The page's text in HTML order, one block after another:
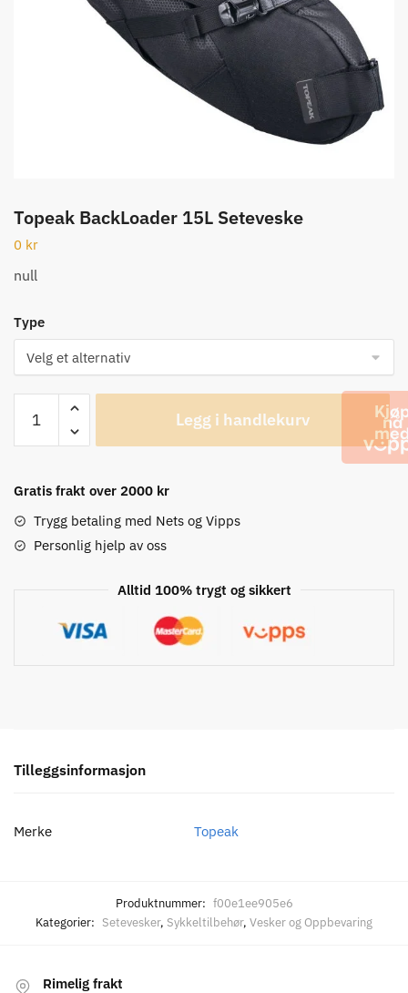
Topeak BackLoader 15L Seteveske
0 kr
null
Type
BackLoader
15L
antall
Legg i handlekurv
Gratis frakt over 2000 kr
Trygg betaling med Nets og Vipps
Personlig hjelp av oss
Alltid 100% trygt og sikkert
Tilleggsinformasjon
Merke Topeak
Produktnummer: f00e1ee905e6
Kategorier: Setevesker, Sykkeltilbehør, Vesker og Oppbevaring
Rimelig frakt